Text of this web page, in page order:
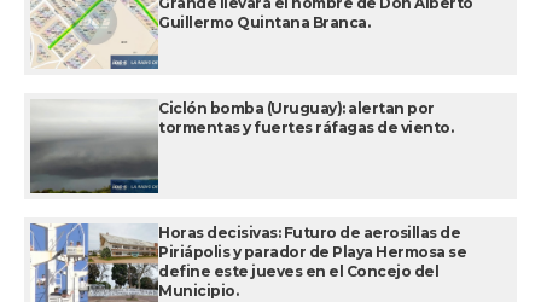
Guillermo Quintana Branca.
Ciclón bomba (Uruguay): alertan por
tormentas y fuertes ráfagas de viento.
Horas decisivas: Futuro de aerosillas de
Piriápolis y parador de Playa Hermosa se
define este jueves en el Concejo del
Municipio.